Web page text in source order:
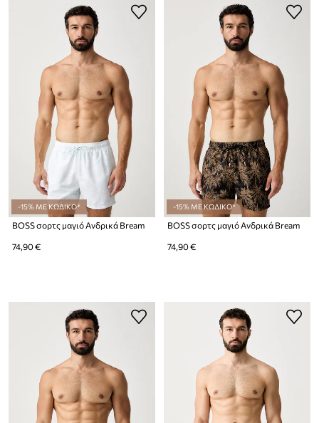
-15% ΜΕ ΚΩΔΙΚΟ*
BOSS σορτς μαγιό Ανδρικά Bream
74,90 €
-15% ΜΕ ΚΩΔΙΚΟ*
BOSS σορτς μαγιό Ανδρικά Bream
74,90 €